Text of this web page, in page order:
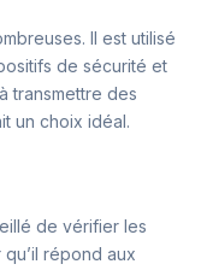
Il est utilisé
de sécurité et
transmettre des
un choix idéal.
de vérifier les
répond aux